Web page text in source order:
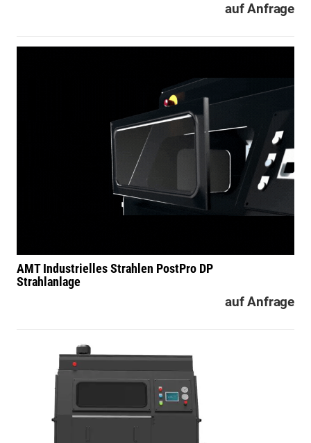
auf Anfrage
AMT Industrielles Strahlen PostPro DP
Strahlanlage
auf Anfrage